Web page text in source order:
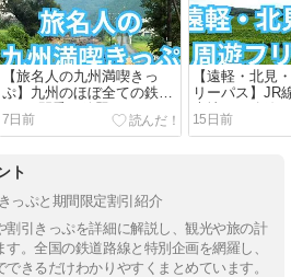
【旅名人の九州満喫きっ
ぷ】九州のほぼ全ての鉄道
に3日間乗り放題のフリー
きっぷ！ おすすめの使い方
7日前
【遠軽・北見
リーパス】JR
光地への路線
放題！観光に
15日前
ト
っぷと期間限定割引紹介
引きっぷを詳細に解説し、観光や旅の計
。全国の鉄道路線と特別企画を網羅し、
きるだけわかりやすくまとめています。